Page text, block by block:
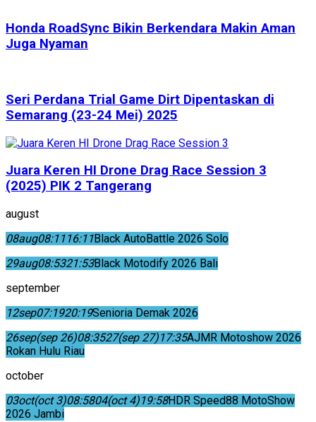
Honda RoadSync Bikin Berkendara Makin Aman
Juga Nyaman
Seri Perdana Trial Game Dirt Dipentaskan di
Semarang (23-24 Mei) 2025
Juara Keren HI Drone Drag Race Session 3
(2025) PIK 2 Tangerang
august
08aug08:1116:11Black AutoBattle 2026 Solo
29aug08:5321:53Black Motodify 2026 Bali
september
12sep07:1920:19Senioria Demak 2026
26sep(sep 26)08:3527(sep 27)17:35AJMR Motoshow 2026
Rokan Hulu Riau
october
03oct(oct 3)08:5804(oct 4)19:58HDR Speed88 MotoShow
2026 Jambi